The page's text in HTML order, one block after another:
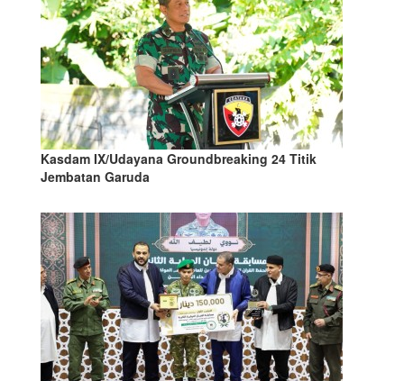
Kasdam IX/Udayana Groundbreaking 24 Titik
Jembatan Garuda